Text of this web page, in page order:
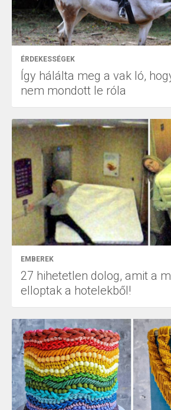
ÉRDEKESSÉGEK
Így hálálta meg a vak ló,
nem mondott le róla
EMBEREK
27 hihetetlen dolog, amit a
elloptak a hotelekből!